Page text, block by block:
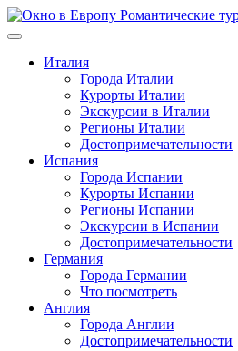
Перейти
к
Италия
Города Италии
Курорты Италии
Экскурсии в Италии
Регионы Италии
Достопримечательности
Испания
Города Испании
Курорты Испании
Регионы Испании
Экскурсии в Испании
Достопримечательности
Германия
Города Германии
Что посмотреть
Англия
Города Англии
Достопримечательности